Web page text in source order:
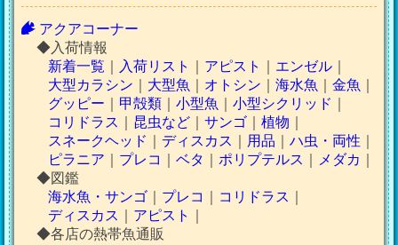
アクアコーナー
◆入荷情報
新着一覧
入荷リスト アピスト エンゼル
大型カラシン
大型魚 オトシン 海水魚 金魚
グッピー
甲殻類 小型魚 小型シクリッド
コリドラス
昆虫など サンゴ 植物
スネークヘッド
ディスカス 用品 ハ虫・両性
ピラニア
プレコ ベタ ポリプテルス メダカ
◆図鑑
海水魚・サンゴ
プレコ コリドラス
ディスカス
アピスト
◆各店の熱帯魚通販